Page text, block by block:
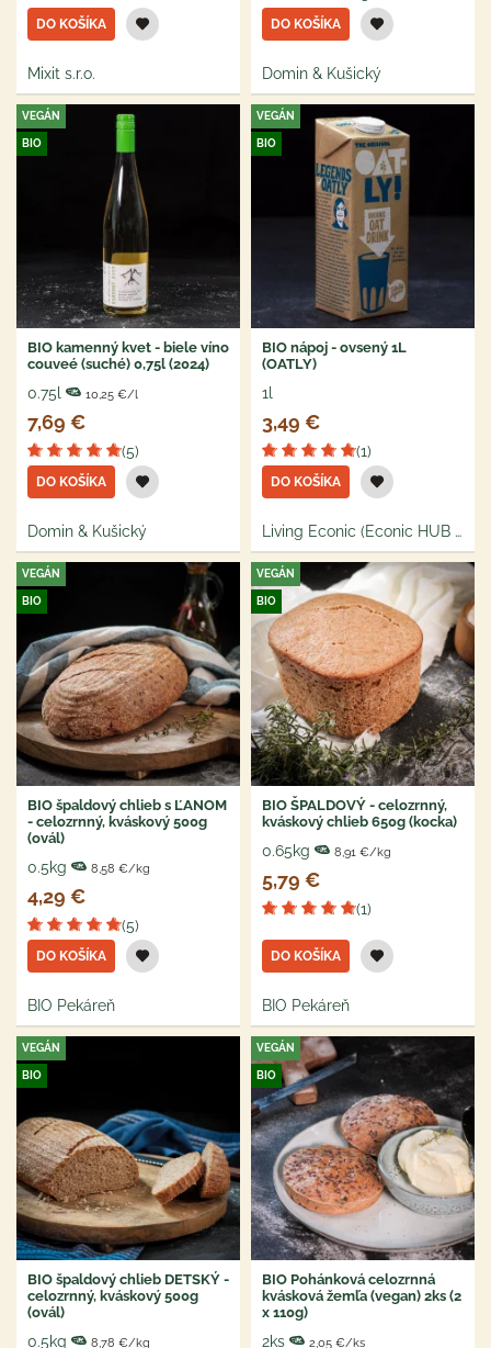
DO KOŠÍKA
Mixit s.r.o.
DO KOŠÍKA
Domin & Kušický
VEGÁN
BIO
BIO kamenný kvet - biele víno
couveé (suché) 0,75l (2024)
0.75l 10,25 €/l
7,69 €
(5)
DO KOŠÍKA
Domin & Kušický
VEGÁN
BIO
BIO nápoj - ovsený 1L
(OATLY)
1l
3,49 €
(1)
DO KOŠÍKA
Living Econic (Econic HUB s.r.o.)
VEGÁN
BIO
BIO špaldový chlieb s ĽANOM
- celozrnný, kváskový 500g
(ovál)
0.5kg 8,58 €/kg
4,29 €
(5)
DO KOŠÍKA
BIO Pekáreň
VEGÁN
BIO
BIO ŠPALDOVÝ - celozrnný,
kváskový chlieb 650g (kocka)
0.65kg 8,91 €/kg
5,79 €
(1)
DO KOŠÍKA
BIO Pekáreň
VEGÁN
BIO
BIO špaldový chlieb DETSKÝ -
celozrnný, kváskový 500g
(ovál)
0.5kg 8,78 €/kg
VEGÁN
BIO
BIO Pohánková celozrnná
kvásková žemľa (vegan) 2ks (2
x 110g)
2ks 2,05 €/ks